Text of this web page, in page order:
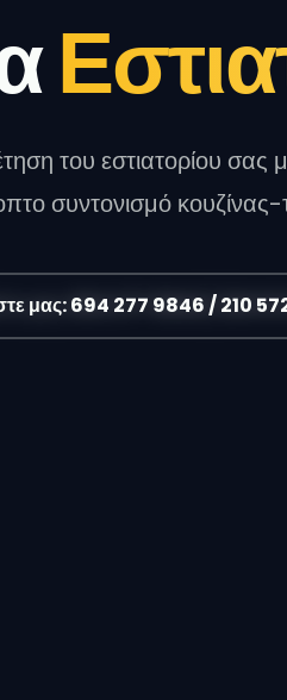
του εστιατορίου σας
συντονισμό κουζίνας-
μας: 694 277 9846 / 210